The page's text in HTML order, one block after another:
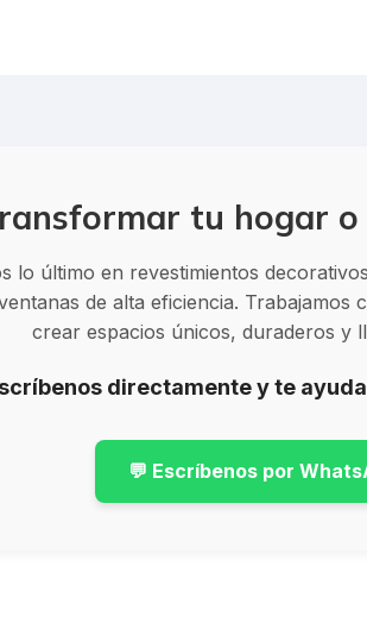
tu hogar
lo último en revestimientos
de alta eficiencia. Trabajamos
crear espacios únicos, duraderos y
directamente y te
💬 Escríbenos por